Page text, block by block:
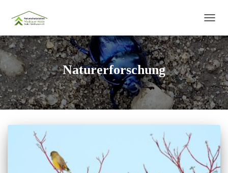
Naturerforschung